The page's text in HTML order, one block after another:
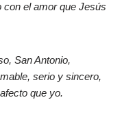
el amor que Jesús
San Antonio,
serio y sincero,
que yo.